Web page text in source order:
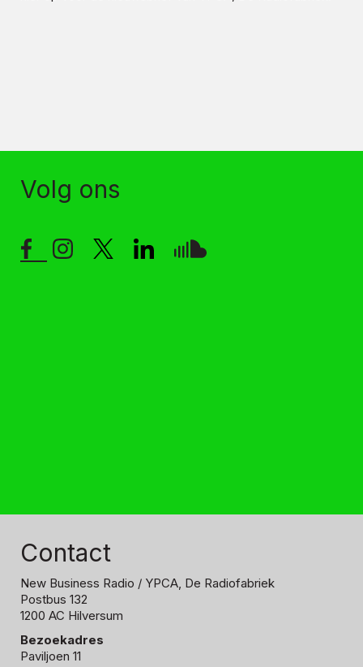
Volg ons
Contact
New Business Radio / YPCA, De Radiofabriek
Postbus 132
1200 AC Hilversum
Bezoekadres
Paviljoen 11